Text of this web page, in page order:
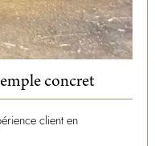
concret
client en